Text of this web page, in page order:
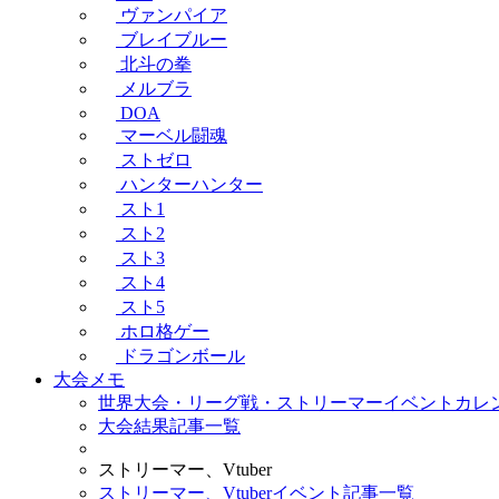
ヴァンパイア
ブレイブルー
北斗の拳
メルブラ
DOA
マーベル闘魂
ストゼロ
ハンターハンター
スト1
スト2
スト3
スト4
スト5
ホロ格ゲー
ドラゴンボール
大会メモ
世界大会・リーグ戦・ストリーマーイベントカレ
大会結果記事一覧
ストリーマー、Vtuber
ストリーマー、Vtuberイベント記事一覧